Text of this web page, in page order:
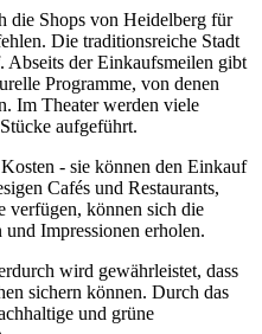
die Shops von Heidelberg für
Die traditionsreiche Stadt
der Einkaufsmeilen gibt
Programme, von denen
Im Theater werden viele
aufgeführt.
- sie können den Einkauf
Cafés und Restaurants,
verfügen, können sich die
Impressionen erholen.
wird gewährleistet, dass
sichern können. Durch das
und grüne